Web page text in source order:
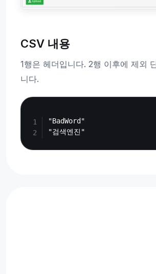
CSV 내용
1행은 헤더입니다. 2행 이후에 제외
니다.
"BadWord"